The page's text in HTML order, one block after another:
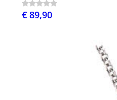
€ 89,90